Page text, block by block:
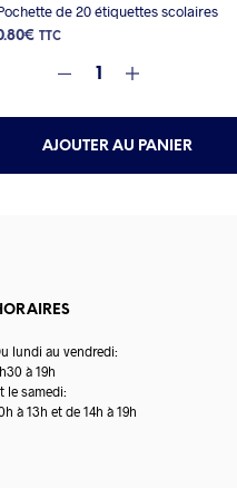
de 20 étiquettes scolaires
€ TTC
AJOUTER AU PANIER
lundi au vendredi:
à 19h
le samedi:
à 13h et de 14h à 19h